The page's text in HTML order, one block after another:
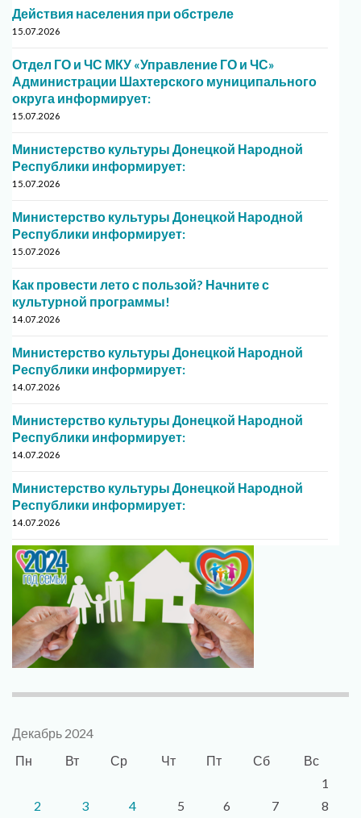
Действия населения при обстреле
15.07.2026
Отдел ГО и ЧС МКУ «Управление ГО и ЧС»
Администрации Шахтерского муниципального
округа информирует:
15.07.2026
Министерство культуры Донецкой Народной
Республики информирует:
15.07.2026
Министерство культуры Донецкой Народной
Республики информирует:
15.07.2026
Как провести лето с пользой? Начните с
культурной программы!
14.07.2026
Министерство культуры Донецкой Народной
Республики информирует:
14.07.2026
Министерство культуры Донецкой Народной
Республики информирует:
14.07.2026
Министерство культуры Донецкой Народной
Республики информирует:
14.07.2026
Декабрь 2024
Пн
Вт Ср Чт Пт Сб
Вс
1
2
3 4 5 6 7 8